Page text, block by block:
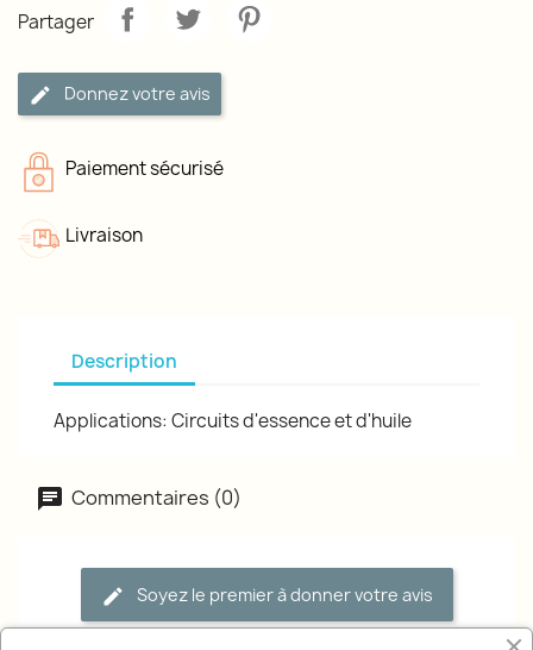
Partager
Donnez votre avis
Paiement sécurisé
Livraison
Description
Applications: Circuits d'essence et d'huile
Commentaires (0)
Soyez le premier à donner votre avis